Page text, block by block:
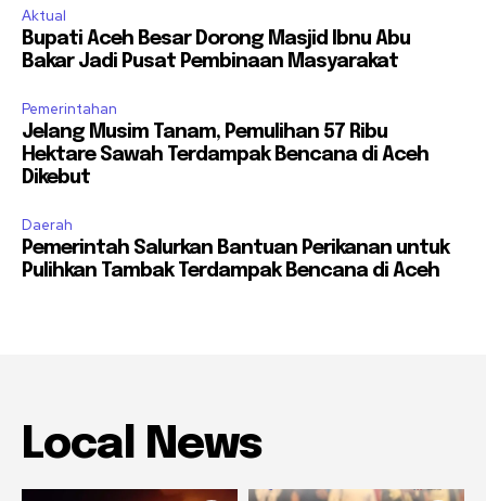
Aktual
Bupati Aceh Besar Dorong Masjid Ibnu Abu
Bakar Jadi Pusat Pembinaan Masyarakat
Pemerintahan
Jelang Musim Tanam, Pemulihan 57 Ribu
Hektare Sawah Terdampak Bencana di Aceh
Dikebut
Daerah
Pemerintah Salurkan Bantuan Perikanan untuk
Pulihkan Tambak Terdampak Bencana di Aceh
Local News